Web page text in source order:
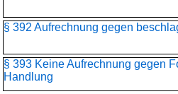
§ 392 Aufrechnung gegen
§ 393 Keine Aufrechnung gegen
Handlung